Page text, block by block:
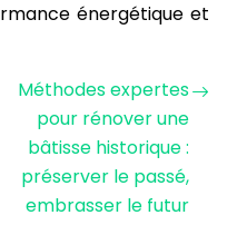
énergétique et
Méthodes expertes
pour rénover une
bâtisse historique :
préserver le passé,
embrasser le futur